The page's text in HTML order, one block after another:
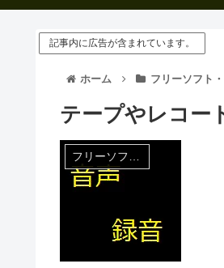
記事内に広告が含まれています。
ホーム フリーソフト
テープやレコー
フリーソフト・アプリ・Webサービス